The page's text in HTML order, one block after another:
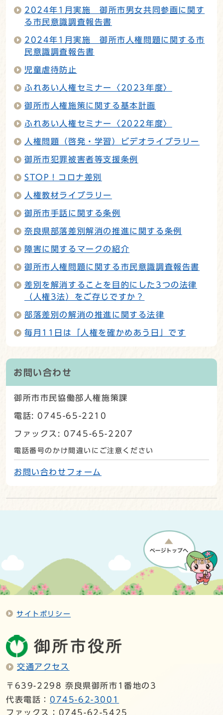
2024年1月実施 御所市男女共同参画に関す
る市民意識調査報告書
2024年1月実施 御所市人権問題に関する市
民意識調査報告書
児童虐待防止
ふれあい人権セミナー〈2023年度〉
御所市人権施策に関する基本計画
ふれあい人権セミナー〈2022年度〉
人権問題（啓発・学習）ビデオライブラリー
御所市犯罪被害者等支援条例
STOP！コロナ差別
人権教材ライブラリー
御所市手話に関する条例
奈良県部落差別解消の推進に関する条例
障害に関するマークの紹介
御所市人権問題に関する市民意識調査報告書
差別を解消することを目的にした3つの法律
（人権3法）をご存じですか？
部落差別の解消の推進に関する法律
毎月11日は「人権を確かめあう日」です
お問い合わせ
御所市市民協働部人権施策課
電話: 0745-65-2210
ファックス: 0745-65-2207
電話番号のかけ間違いにご注意ください
お問い合わせフォーム
サイトポリシー
交通アクセス
〒639-2298 奈良県御所市1番地の3
代表電話： 0745-62-3001
ファックス：0745-62-5425